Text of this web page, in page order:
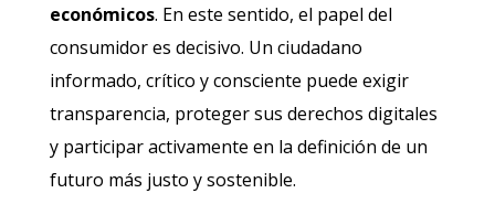
económicos. En este sentido, el papel del
consumidor es decisivo. Un ciudadano
informado, crítico y consciente puede exigir
transparencia, proteger sus derechos digitales
y participar activamente en la definición de un
futuro más justo y sostenible.